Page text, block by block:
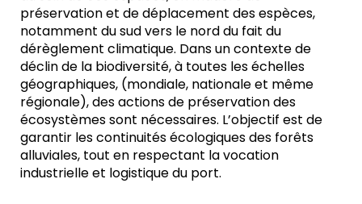
préservation et de déplacement des espèces,
notamment du sud vers le nord du fait du
dérèglement climatique. Dans un contexte de
déclin de la biodiversité, à toutes les échelles
géographiques, (mondiale, nationale et même
régionale), des actions de préservation des
écosystèmes sont nécessaires. L’objectif est de
garantir les continuités écologiques des forêts
alluviales, tout en respectant la vocation
industrielle et logistique du port.